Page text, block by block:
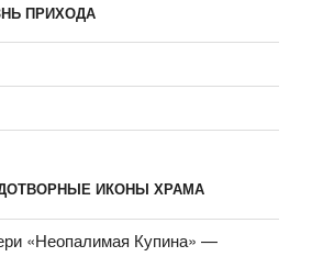
ПРИХОДА
ИКОНЫ ХРАМА
«Неопали­мая Купина» —